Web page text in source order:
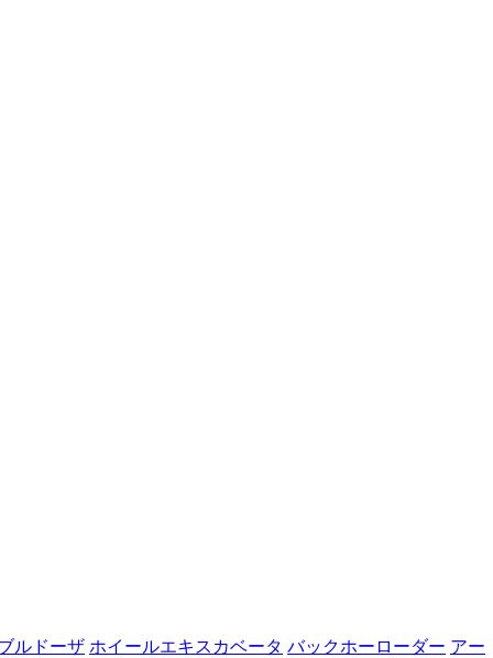
ルドーザ ホイールエキスカベータ バックホーローダー アー